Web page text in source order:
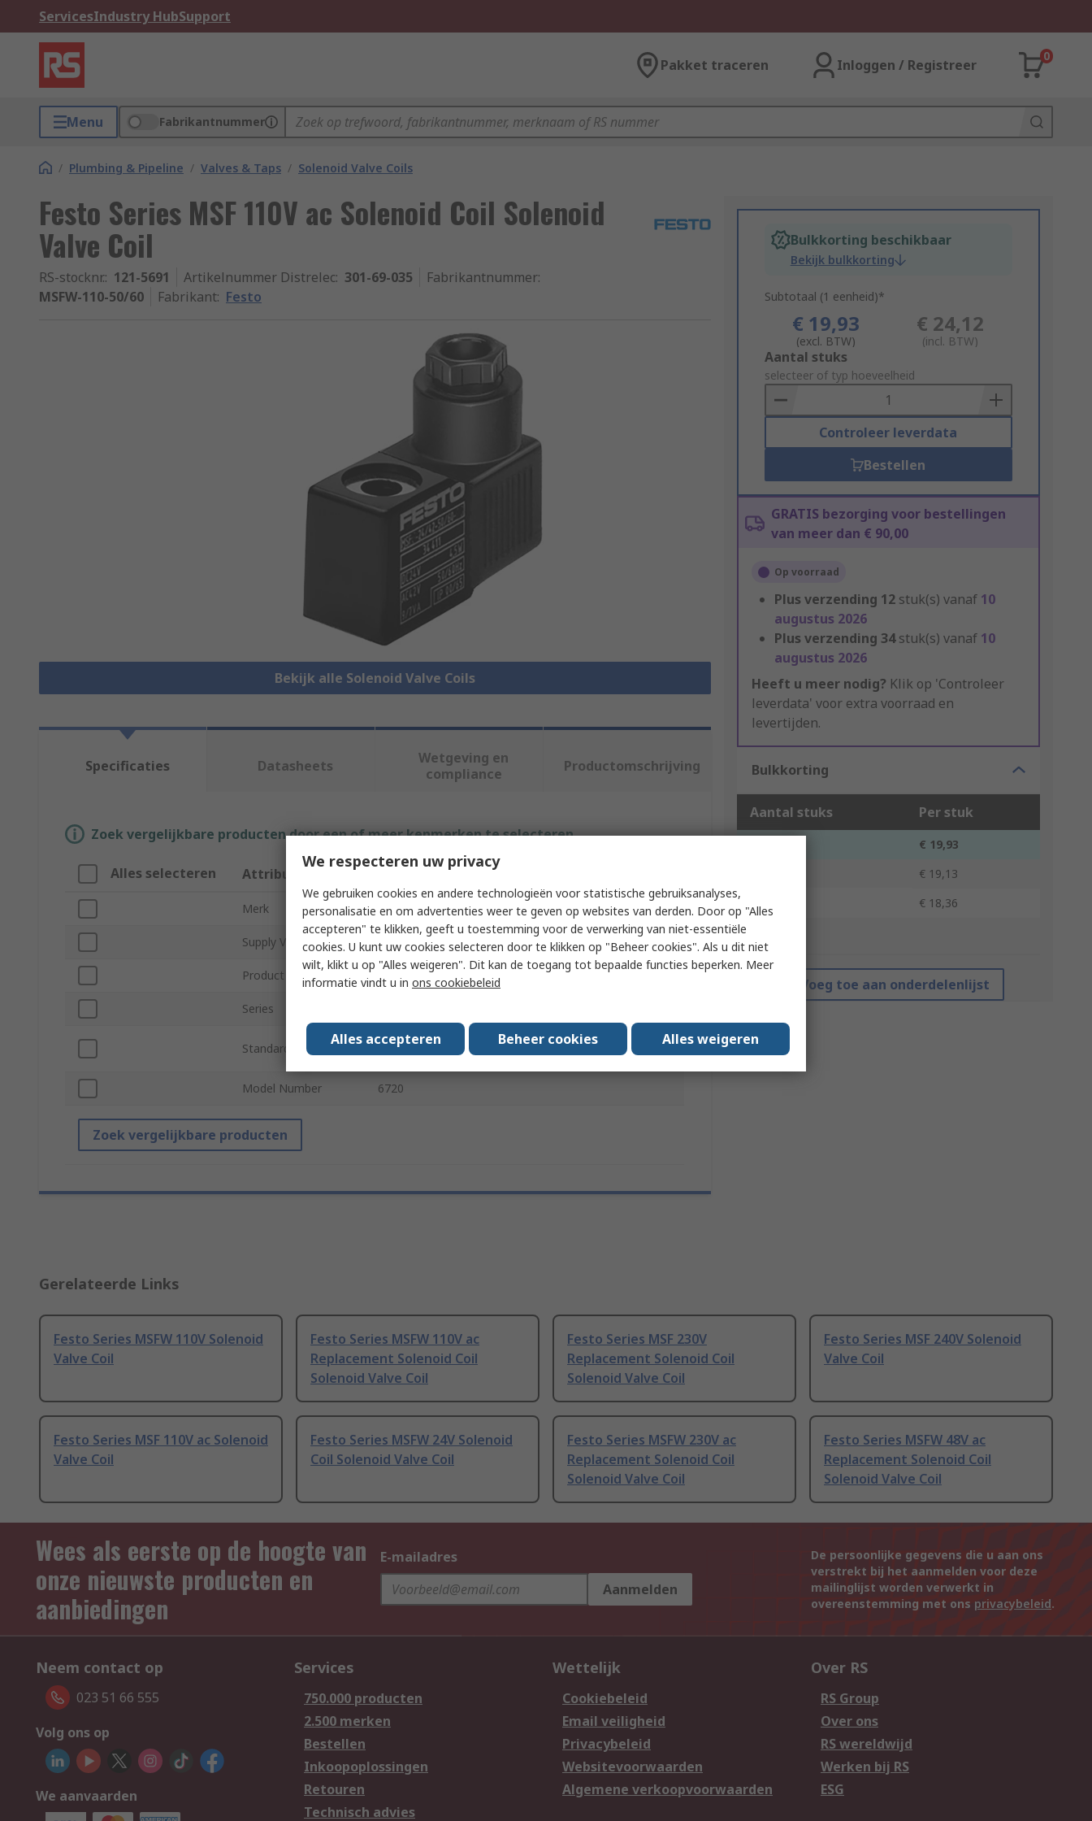
ServicesIndustry HubSupport
Pakket traceren Inloggen / Registreer
0
Menu Fabrikantnummer
/ Plumbing & Pipeline / Valves & Taps / Solenoid Valve Coils
Festo Series MSF 110V ac Solenoid Coil Solenoid
Valve Coil
RS-stocknr.: 121-5691 Artikelnummer Distrelec: 301-69-035 Fabrikantnummer:
MSFW-110-50/60
Fabrikant: Festo
Bekijk alle Solenoid Valve Coils
Bulkkorting beschikbaar
Bekijk bulkkorting
Subtotaal (1 eenheid)*
€ 19,93
(excl. BTW)
€ 24,12
(incl. BTW)
Add
to
Basket
Aantal stuks
selecteer of typ hoeveelheid
Controleer leverdata
Bestellen
GRATIS bezorging voor bestellingen
van meer dan € 90,00
Op voorraad
Plus verzending 12 stuk(s) vanaf 10
augustus 2026
Plus verzending 34stuk(s) vanaf 10
augustus 2026
Heeft u meer nodig? Klik op 'Controleer
leverdata' voor extra voorraad en
levertijden.
Bulkkorting
Aantal stuks Per stuk
€ 19,93
€ 19,13
€ 18,36
*prijsindicatie
Voeg toe aan onderdelenlijst
Specificaties Datasheets
Wetgeving en
compliance
Productomschrijving
Zoek vergelijkbare producten door een of meer kenmerken te selecteren.
Alles selecteren Attribuut
Merk Festo
Supply Voltage 110V ac
Product Type Solenoid Coil Solenoid Valve Coil
Series
Standards/Approvals
EN 60529, Germanischer Lloyd, VDE 0580, ATEX, CE,
RoHS, FM
Model Number 6720
Zoek vergelijkbare producten
Gerelateerde Links
Festo Series MSFW 110V Solenoid
Valve Coil
Festo Series MSFW 110V ac
Replacement Solenoid Coil
Solenoid Valve Coil
Festo Series MSF 230V
Replacement Solenoid Coil
Solenoid Valve Coil
Festo Series MSF 240V Solenoid
Valve Coil
Festo Series MSF 110V ac Solenoid
Valve Coil
Festo Series MSFW 24V Solenoid
Coil Solenoid Valve Coil
Festo Series MSFW 230V ac
Replacement Solenoid Coil
Solenoid Valve Coil
Festo Series MSFW 48V ac
Replacement Solenoid Coil
Solenoid Valve Coil
Wees als eerste op de hoogte van
onze nieuwste producten en
aanbiedingen
E-mailadres
Aanmelden
De persoonlijke gegevens die u aan ons
verstrekt bij het aanmelden voor deze
mailinglijst worden verwerkt in
overeenstemming met ons privacybeleid.
Neem contact op
023 51 66 555
Volg ons op
We aanvaarden
Services
750.000 producten
2.500 merken
Bestellen
Inkoopoplossingen
Retouren
Technisch advies
Wettelijk
Cookiebeleid
Email veiligheid
Privacybeleid
Websitevoorwaarden
Algemene verkoopvoorwaarden
Over RS
RS Group
Over ons
RS wereldwijd
Werken bij RS
ESG
We respecteren uw privacy
We gebruiken cookies en andere technologieën voor statistische gebruiksanalyses,
personalisatie en om advertenties weer te geven op websites van derden. Door op "Alles
accepteren" te klikken, geeft u toestemming voor de verwerking van niet-essentiële
cookies. U kunt uw cookies selecteren door te klikken op "Beheer cookies". Als u dit niet
wilt, klikt u op "Alles weigeren". Dit kan de toegang tot bepaalde functies beperken. Meer
informatie vindt u in ons cookiebeleid
Alles accepteren Beheer cookies Alles weigeren